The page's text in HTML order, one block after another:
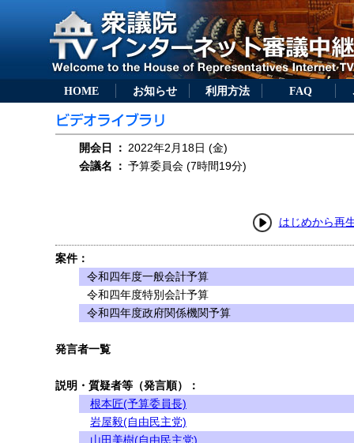
HOME お知らせ 利用方法 FAQ
開会日 ： 2022年2月18日 (金)
会議名
： 予算委員会 (7時間19分)
はじめから再
案件：
令和四年度一般会計予算
令和四年度特別会計予算
令和四年度政府関係機関予算
発言者一覧
説明・質疑者等（発言順）：
根本匠(予算委員長)
岩屋毅(自由民主党)
山田美樹(自由民主党)